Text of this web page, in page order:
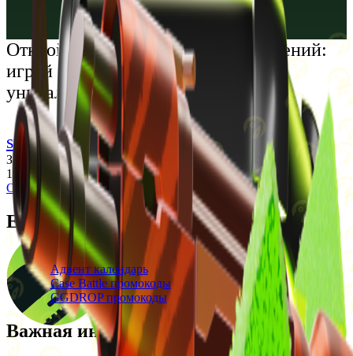
Українська
Открой мир премиальных развлечений:
играй честно и наслаждайся
уникальными впечатлениями
support@cs-wiki.org
Заходя на этот сайт, вы подтверждаете, что вам исполнилось
18 лет. Проблемы с азартными играми?
Обратится за помощью
Ежедневные бонусы
Свежие промокоды
Адвент календарь
Case Battle промокоды
GGDROP промокоды
Важная информация